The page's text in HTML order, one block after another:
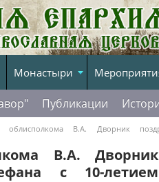
Монастыри
Публикации
В.А. Дворник
В.А. Дворник
с 10-летием